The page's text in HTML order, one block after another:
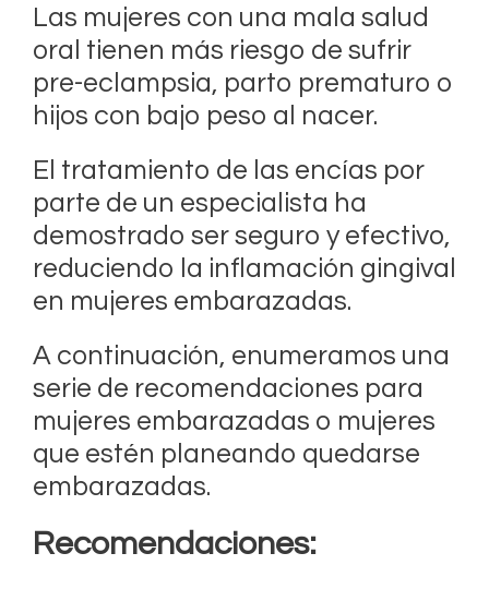
Las mujeres con una mala salud
oral tienen más riesgo de sufrir
pre-eclampsia, parto prematuro o
hijos con bajo peso al nacer.
El tratamiento de las encías por
parte de un especialista ha
demostrado ser seguro y efectivo,
reduciendo la inflamación gingival
en mujeres embarazadas.
A continuación, enumeramos una
serie de recomendaciones para
mujeres embarazadas o mujeres
que estén planeando quedarse
embarazadas.
Recomendaciones: